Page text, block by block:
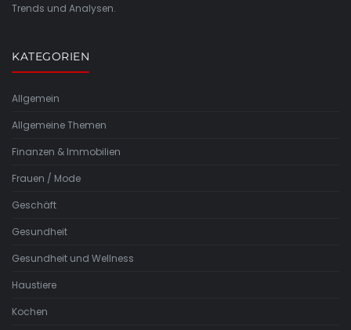
Trends und Analysen.
KATEGORIEN
Allgemein
Allgemeine Themen
Finanzen & Immobilien
Frauen / Mode
Geschäft
Gesundheit
Gesundheit und Wellness
Haustiere
Kochen